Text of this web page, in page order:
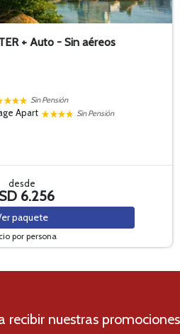
+ Auto - Sin aéreos
Sin Pensión
Apart Sin Pensión
desde
6.256
paquete
por persona
recibir nuestras promociones